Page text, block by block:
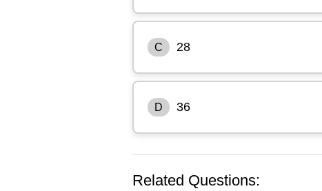
C 28
D 36
Related Questions: